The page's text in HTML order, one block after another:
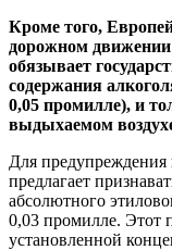
Кроме того,
дорожном
обязывает
содержания
0,05 промилле), и
выдыхаемом
Для
предлагает
абсолютного
0,03 промилле. Этот
установленной